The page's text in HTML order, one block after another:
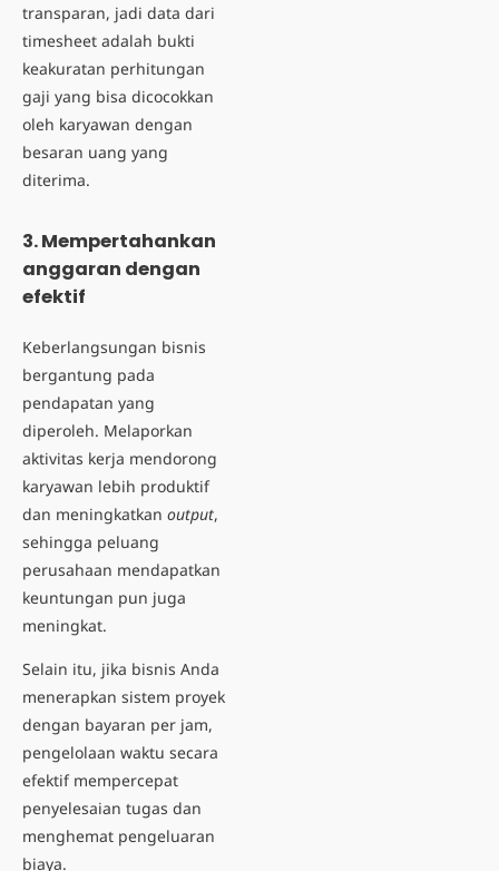
transparan, jadi data dari
timesheet adalah bukti
keakuratan perhitungan
gaji yang bisa dicocokkan
oleh karyawan dengan
besaran uang yang
diterima.
3. Mempertahankan
anggaran dengan
efektif
Keberlangsungan bisnis
bergantung pada
pendapatan yang
diperoleh. Melaporkan
aktivitas kerja mendorong
karyawan lebih produktif
dan meningkatkan output,
sehingga peluang
perusahaan mendapatkan
keuntungan pun juga
meningkat.
Selain itu, jika bisnis Anda
menerapkan sistem proyek
dengan bayaran per jam,
pengelolaan waktu secara
efektif mempercepat
penyelesaian tugas dan
menghemat pengeluaran
biaya.